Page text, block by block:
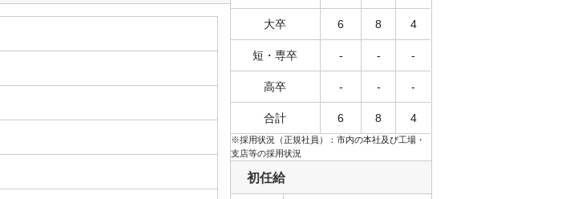
大卒 6 8 4
短・専卒 - - -
高卒 - - -
合計 6 8 4
※採用状況（正規社員）：市内の本社及び工場・
支店等の採用状況
初任給